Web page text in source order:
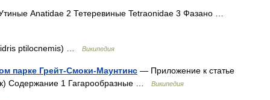
Anatidae 2 Тетеревиные Tetraonidae 3 Фазано …
ptilocnemis) … Википедия
парке Грейт-Смоки-Маунтинс — Приложение к статье
Содержание 1 Гагарообразные …
Википедия